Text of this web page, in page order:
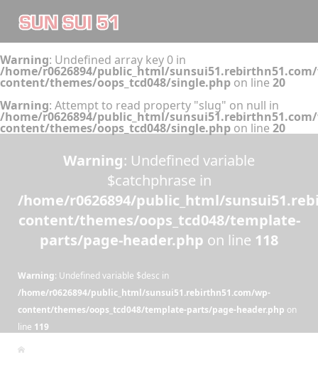
Warning: Undefined array key 0 in
/home/r0626894/public_html/
content/themes/oops_tcd048/single.php on line 20
Warning: Attempt to read property "slug" on null in
/home/r0626894/public_html/
content/themes/oops_tcd048/single.php on line 20
Warning: Undefined variable
$catchphrase in
/home/r0626894/public_html/
content/themes/oops_tcd048/template-
parts/page-header.php on line 118
Warning: Undefined variable $desc in
/home/r0626894/public_html/sunsui51.rebirthn51.com/wp-
content/themes/oops_tcd048/template-parts/page-header.php on
line 119